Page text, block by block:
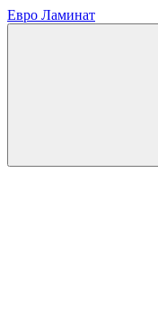
Евро Ламинат